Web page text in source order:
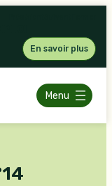
En savoir plus
Menu